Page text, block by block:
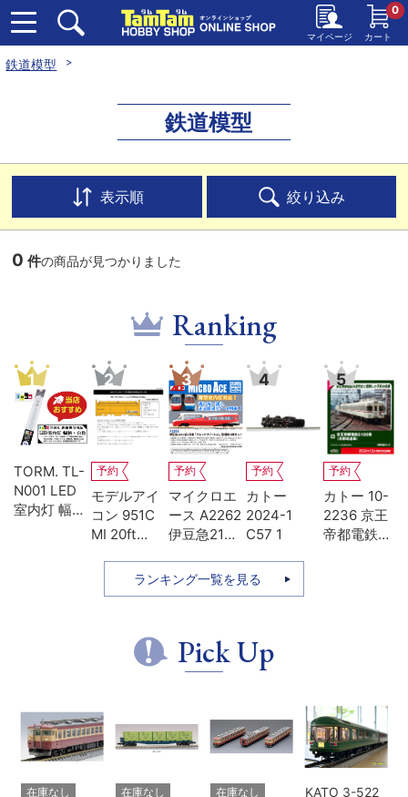
マイページ カート
0
鉄道模型
鉄道模型
表示順 絞り込み
0 件の商品が見つかりました
Ranking
1
TORM. TL-
N001 LED
室内灯 幅狭
2
予約
モデルアイ
コン 951C
MI 20ft
3
予約
マイクロエ
ース A2262
伊豆急2100
ルファ・リ
ゾート21 登
4
予約
カトー
2024-1
C57 1
5
予約
カトー 10-
2236 京王
帝都電鉄
ランキング一覧を見る
Pick Up
在庫なし 在庫なし 在庫なし
KATO 3-522